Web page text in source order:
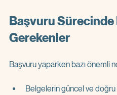
Başvuru
Gerekenler
Başvuru yaparken bazı önemli
Belgelerin güncel ve doğru